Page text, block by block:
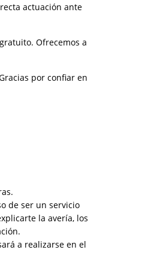
actuación ante
Ofrecemos a
por confiar en
de ser un servicio
la avería, los
a realizarse en el